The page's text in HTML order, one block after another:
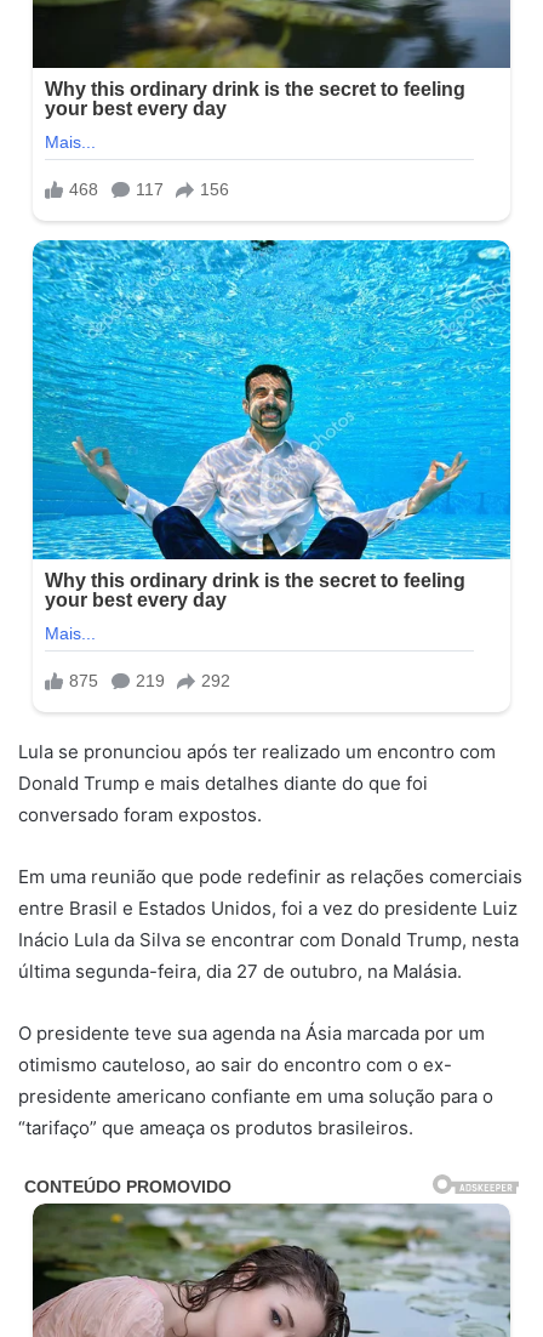
Lula se pronunciou após ter realizado um encontro com
Donald Trump e mais detalhes diante do que foi
conversado foram expostos.
Em uma reunião que pode redefinir as relações comerciais
entre Brasil e Estados Unidos, foi a vez do presidente Luiz
Inácio Lula da Silva se encontrar com Donald Trump, nesta
última segunda-feira, dia 27 de outubro, na Malásia.
O presidente teve sua agenda na Ásia marcada por um
otimismo cauteloso, ao sair do encontro com o ex-
presidente americano confiante em uma solução para o
“tarifaço” que ameaça os produtos brasileiros.